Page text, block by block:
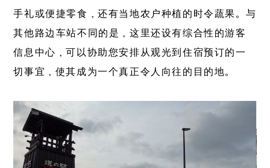
手礼或便捷零食，还有当地农户种植的时令蔬果。与
其他路边车站不同的是，这里还设有综合性的游客
信息中心，可以协助您安排从观光到住宿预订的一
切事宜，使其成为一个真正令人向往的目的地。